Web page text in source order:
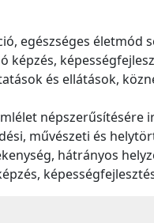
egészséges
képzés,
és ellátások,
népszerűsítésére
művészeti és
hátrányos